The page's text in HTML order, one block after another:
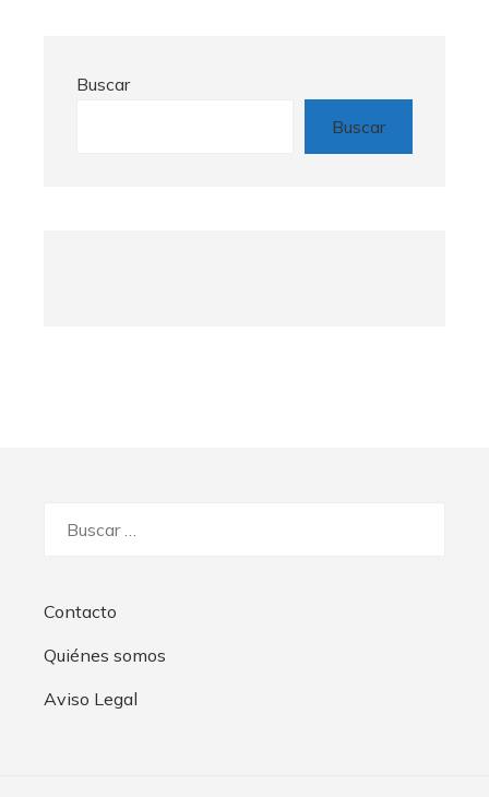
Buscar
Buscar
Contacto
Quiénes somos
Aviso Legal